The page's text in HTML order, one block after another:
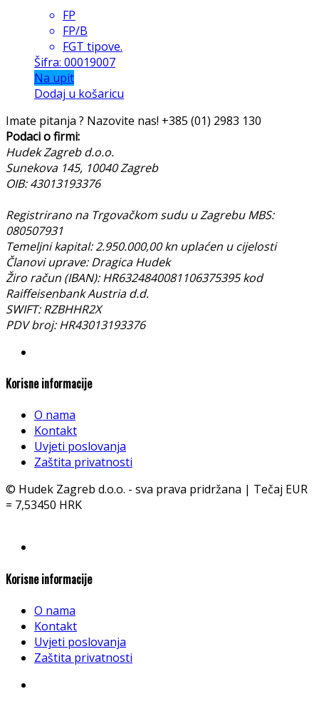
FP
FP/B
FGT tipove.
Šifra: 00019007
Na upit
Dodaj u košaricu
Imate pitanja ? Nazovite nas! +385 (01) 2983 130
Podaci o firmi:
Hudek Zagreb d.o.o.
Sunekova 145, 10040 Zagreb
OIB: 43013193376
Registrirano na Trgovačkom sudu u Zagrebu MBS:
080507931
Temeljni kapital: 2.950.000,00 kn uplaćen u cijelosti
Članovi uprave: Dragica Hudek
Žiro račun (IBAN): HR6324840081106375395 kod
Raiffeisenbank Austria d.d.
SWIFT: RZBHHR2X
PDV broj: HR43013193376
Korisne informacije
O nama
Kontakt
Uvjeti poslovanja
Zaštita privatnosti
© Hudek Zagreb d.o.o. - sva prava pridržana | Tečaj EUR
= 7,53450 HRK
Korisne informacije
O nama
Kontakt
Uvjeti poslovanja
Zaštita privatnosti